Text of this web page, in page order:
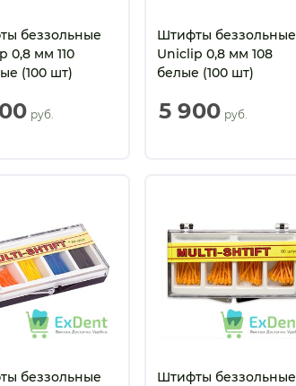
беззольные
0,8 мм 110
(100 шт)
руб.
Штифты беззольные
Uniclip 0,8 мм 108
белые (100 шт)
5 900 руб.
беззольные
Штифты беззольные